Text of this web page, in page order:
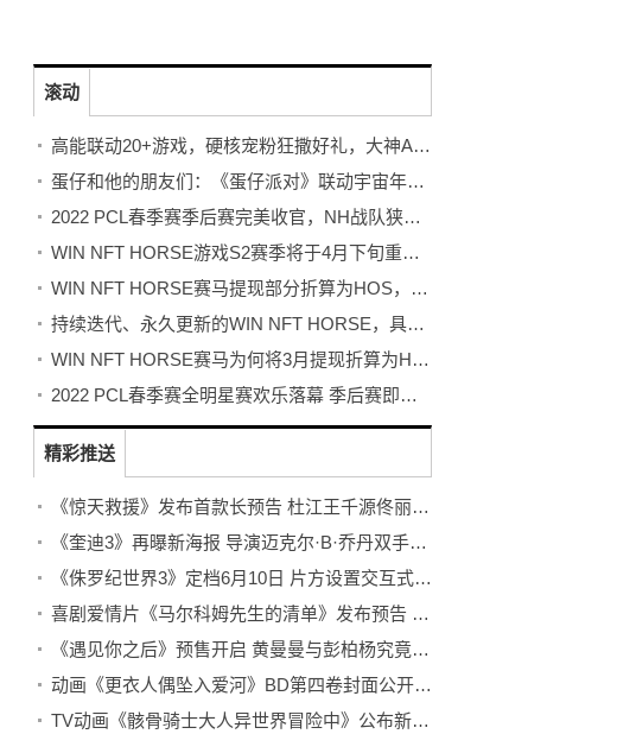
滚动
高能联动20+游戏，硬核宠粉狂撒好礼，大神APP 福利寻宝节激燃来袭
蛋仔和他的朋友们：《蛋仔派对》联动宇宙年度大曝光
2022 PCL春季赛季后赛完美收官，NH战队狭路相逢勇者胜！
WIN NFT HORSE游戏S2赛季将于4月下旬重磅上线！
WIN NFT HORSE赛马提现部分折算为HOS，真相来了！
持续迭代、永久更新的WIN NFT HORSE，具有无穷无尽的生命力！
WIN NFT HORSE赛马为何将3月提现折算为HOS？
2022 PCL春季赛全明星赛欢乐落幕 季后赛即将揭幕开战
精彩推送
《惊天救援》发布首款长预告 杜江王千源佟丽娅领衔主演
《奎迪3》再曝新海报 导演迈克尔·B·乔丹双手环抱胸前
《侏罗纪世界3》定档6月10日 片方设置交互式电影广告
喜剧爱情片《马尔科姆先生的清单》发布预告 7月1日登陆北美
《遇见你之后》预售开启 黄曼曼与彭柏杨究竟该如何续写？
动画《更衣人偶坠入爱河》BD第四卷封面公开 改编自福田晋一创作的漫画作品
TV动画《骸骨骑士大人异世界冒险中》公布新视觉图 已于4月7日开始播出